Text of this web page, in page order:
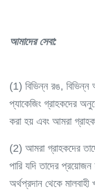
আমাদের সেবা:
(1) বিভিন্ন রঙ, বিভিন্ন
প্যাকেজিং গ্রাহকদের
করা হয় এবং আমরা
(2) আমরা গ্রাহকদের
পারি যদি তাদের
অর্থপ্রদান থেকে